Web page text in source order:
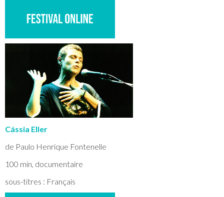
Cássia Eller
de Paulo Henrique Fontenelle
100 min, documentaire
sous-titres : Français